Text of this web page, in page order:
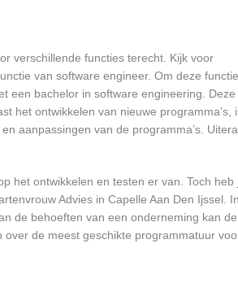
verschillende functies terecht. Kijk voor
van software engineer. Om deze
een bachelor in software engineering. Deze
het ontwikkelen van nieuwe programma’s,
aanpassingen van de programma’s.
het ontwikkelen en testen er van. Toch heb
Advies in Capelle Aan Den Ijssel. In
de behoeften van een onderneming kan de
over de meest geschikte programmatuur